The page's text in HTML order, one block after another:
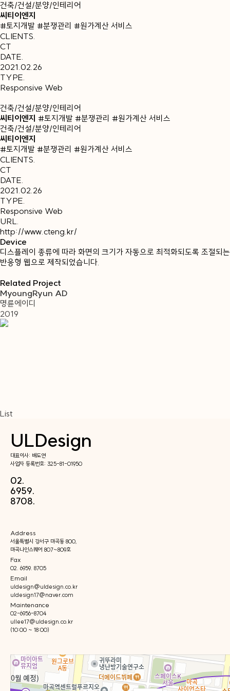
건축/건설/분양/인테리어
씨티이엔지
#토지개발 #분쟁관리 #원가계산 서비스
CLIENTS.
CT
DATE.
2021.02.26
TYPE.
Responsive Web
건축/건설/분양/인테리어
씨티이엔지 #토지개발 #분쟁관리 #원가계산 서비스
건축/건설/분양/인테리어
씨티이엔지
#토지개발 #분쟁관리 #원가계산 서비스
CLIENTS.
CT
DATE.
2021.02.26
TYPE.
Responsive Web
URL.
http://www.cteng.kr/
Device
디스플레이 종류에 따라 화면의 크기가 자동으로 최적화되도록 조절되는
반응형 웹으로 제작되었습니다.
Related Project
MyoungRyun AD
명륜에이디
2019
List
ULDesign
대표이사: 배도연
사업자 등록번호: 325-81-01950
02.
6959.
8708.
Address
서울특별시 강서구 마곡동 800,
마곡나인스퀘어 807~809호
Fax
02. 6959. 8705
Email
uldesign@uldesign.co.kr
uldesign17@naver.com
Maintenance
02-6956-8704
ullee17@uldesign.co.kr
(10:00 ~ 18:00)